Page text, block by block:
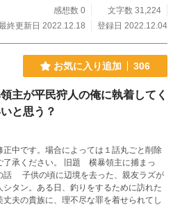
感想数 0
文字数 31,224
終更新日 2022.12.18
登録日 2022.12.04
お気に入り追加 306
主が平民狩人の俺に執着してく
と思う？
中です。場合によっては１話丸ごと削除
。 旧題 横暴領主に捕まっ
ラズが
シタン。ある日、釣りをするために訪れた
丈夫の貴族に、理不尽な罪を着せられてし